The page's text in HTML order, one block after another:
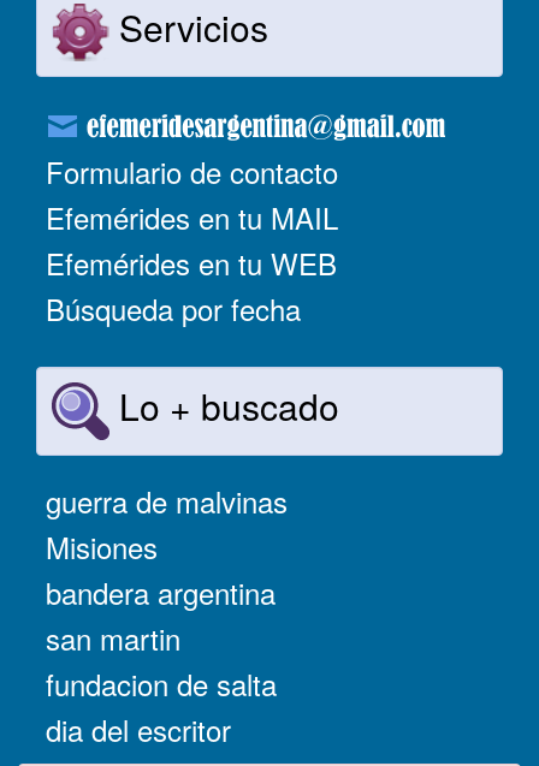
Servicios
Formulario de contacto
Efemérides en tu MAIL
Efemérides en tu WEB
Búsqueda por fecha
Lo + buscado
guerra de malvinas
Misiones
bandera argentina
san martin
fundacion de salta
dia del escritor